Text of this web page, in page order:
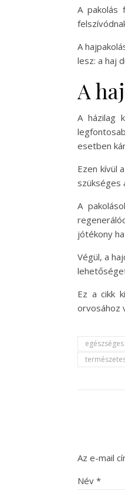
A pakolás
A
lesz: a haj
A
A házilag
esetben
Ezen kívül
szükséges
A
jótékony
Végül, a
Ez a cikk
orvosához
Az e-mail
Név *